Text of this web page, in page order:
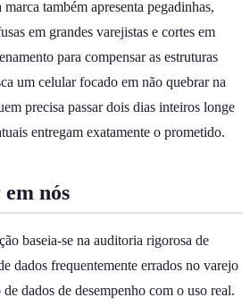
também apresenta pegadinhas,
em grandes varejistas e cortes em
para compensar as estruturas
um celular focado em não quebrar na
precisa passar dois dias inteiros longe
entregam exatamente o prometido.
nós
baseia-se na auditoria rigorosa de
dados frequentemente errados no varejo
dados de desempenho com o uso real.